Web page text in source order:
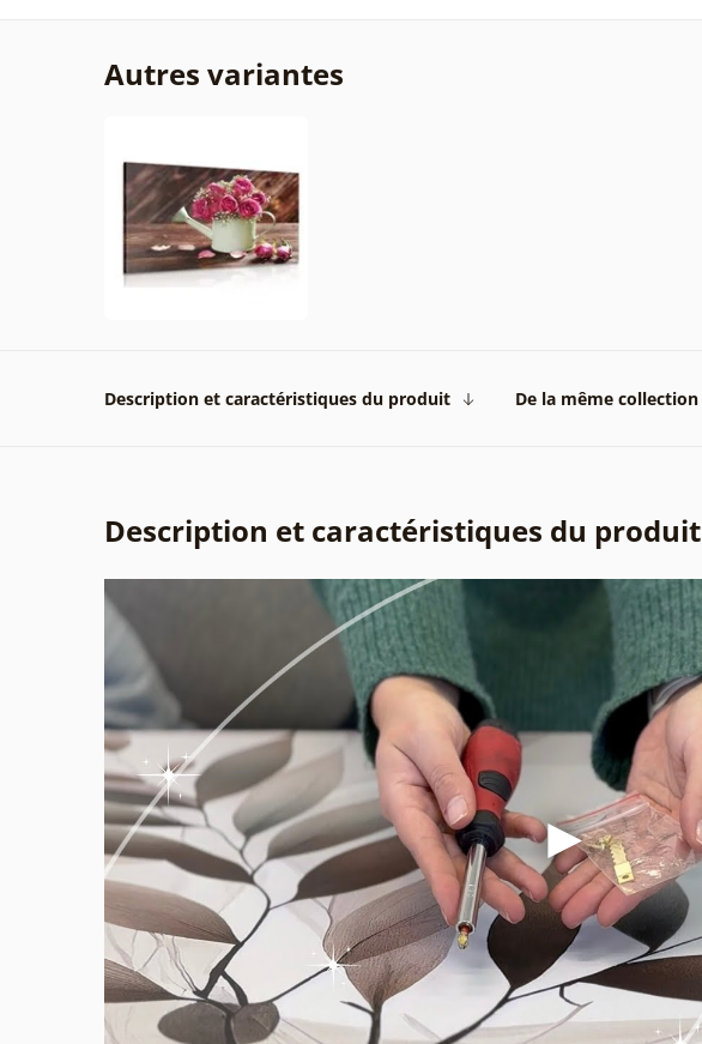
Autres variantes
Description et caractéristiques du produit De la même collection
Description et caractéristiques du produit